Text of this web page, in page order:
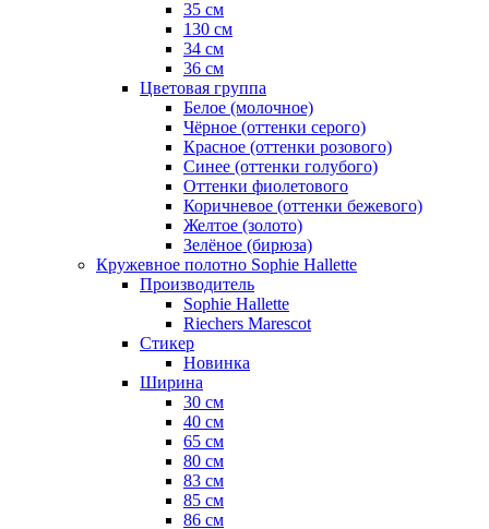
35 см
130 см
34 см
36 см
Цветовая группа
Белое (молочное)
Чёрное (оттенки серого)
Красное (оттенки розового)
Синее (оттенки голубого)
Оттенки фиолетового
Коричневое (оттенки бежевого)
Желтое (золото)
Зелёное (бирюза)
Кружевное полотно Sophie Hallette
Производитель
Sophie Hallette
Riechers Marescot
Стикер
Новинка
Ширина
30 см
40 см
65 см
80 см
83 см
85 см
86 см